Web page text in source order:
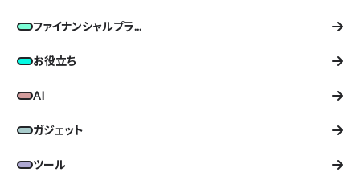
ファイナンシャルプラ...
お役立ち
AI
ガジェット
ツール